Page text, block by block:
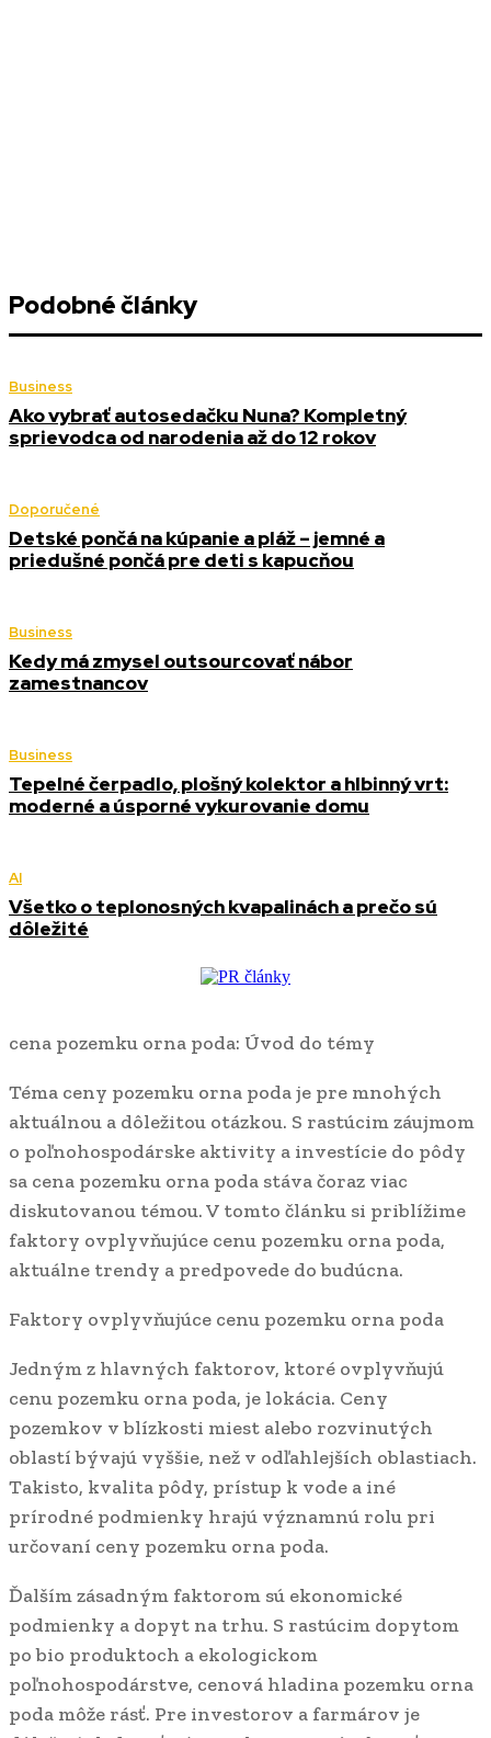
Podobné články
Business
Ako vybrať autosedačku Nuna? Kompletný
sprievodca od narodenia až do 12 rokov
Doporučené
Detské pončá na kúpanie a pláž – jemné a
priedušné pončá pre deti s kapucňou
Business
Kedy má zmysel outsourcovať nábor
zamestnancov
Business
Tepelné čerpadlo, plošný kolektor a hlbinný vrt:
moderné a úsporné vykurovanie domu
AI
Všetko o teplonosných kvapalinách a prečo sú
dôležité
cena pozemku orna poda: Úvod do témy
Téma ceny pozemku orna poda je pre mnohých
aktuálnou a dôležitou otázkou. S rastúcim záujmom
o poľnohospodárske aktivity a investície do pôdy
sa cena pozemku orna poda stáva čoraz viac
diskutovanou témou. V tomto článku si priblížime
faktory ovplyvňujúce cenu pozemku orna poda,
aktuálne trendy a predpovede do budúcna.
Faktory ovplyvňujúce cenu pozemku orna poda
Jedným z hlavných faktorov, ktoré ovplyvňujú
cenu pozemku orna poda, je lokácia. Ceny
pozemkov v blízkosti miest alebo rozvinutých
oblastí bývajú vyššie, než v odľahlejších oblastiach.
Takisto, kvalita pôdy, prístup k vode a iné
prírodné podmienky hrajú významnú rolu pri
určovaní ceny pozemku orna poda.
Ďalším zásadným faktorom sú ekonomické
podmienky a dopyt na trhu. S rastúcim dopytom
po bio produktoch a ekologickom
poľnohospodárstve, cenová hladina pozemku orna
poda môže rásť. Pre investorov a farmárov je